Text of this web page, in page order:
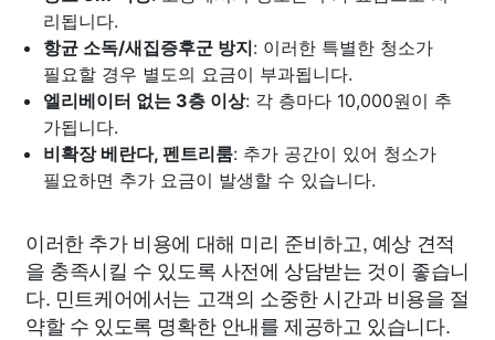
리됩니다.
항균 소독/새집증후군 방지: 이러한 특별한 청소가
필요할 경우 별도의 요금이 부과됩니다.
엘리베이터 없는 3층 이상: 각 층마다 10,000원이 추
가됩니다.
비확장 베란다, 펜트리룸: 추가 공간이 있어 청소가
필요하면 추가 요금이 발생할 수 있습니다.
이러한 추가 비용에 대해 미리 준비하고, 예상 견적
을 충족시킬 수 있도록 사전에 상담받는 것이 좋습니
다. 민트케어에서는 고객의 소중한 시간과 비용을 절
약할 수 있도록 명확한 안내를 제공하고 있습니다.